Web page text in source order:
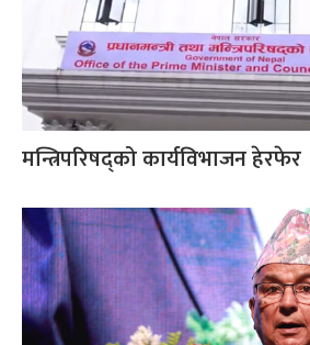
मन्त्रिपरिषद्को कार्यविभाजन हेरफेर